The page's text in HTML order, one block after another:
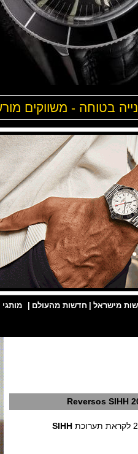
בטוחה - משווקים
מישראל חדשות מהעולם
Reversos SIHH
SIHH